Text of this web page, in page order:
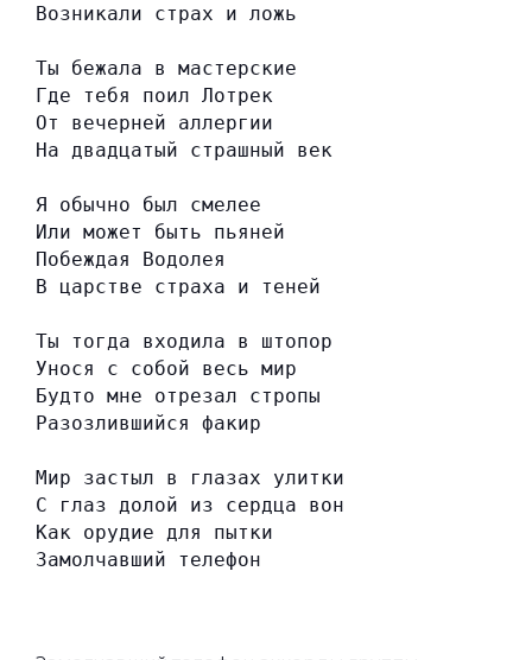
Возникали страх и ложь
Ты бежала в мастерские
Где тебя поил Лотрек
От вечерней аллергии
На двадцатый страшный век
Я обычно был смелее
Или может быть пьяней
Побеждая Водолея
В царстве страха и теней
Ты тогда входила в штопор
Унося с собой весь мир
Будто мне отрезал стропы
Разозлившийся факир
Мир застыл в глазах улитки
С глаз долой из сердца вон
Как орудие для пытки
Замолчавший телефон